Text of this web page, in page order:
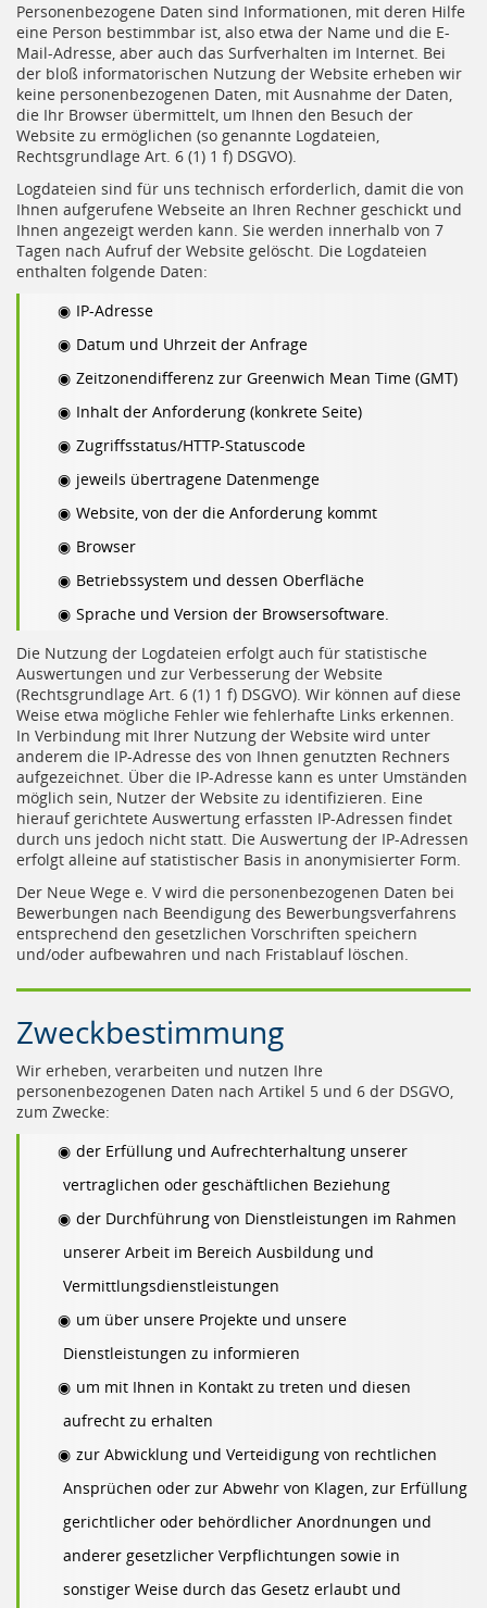
Personenbezogene Daten sind Informationen, mit deren Hilfe
eine Person bestimmbar ist, also etwa der Name und die E-
Mail-Adresse, aber auch das Surfverhalten im Internet. Bei
der bloß informatorischen Nutzung der Website erheben wir
keine personenbezogenen Daten, mit Ausnahme der Daten,
die Ihr Browser übermittelt, um Ihnen den Besuch der
Website zu ermöglichen (so genannte Logdateien,
Rechtsgrundlage Art. 6 (1) 1 f) DSGVO).
Logdateien sind für uns technisch erforderlich, damit die von
Ihnen aufgerufene Webseite an Ihren Rechner geschickt und
Ihnen angezeigt werden kann. Sie werden innerhalb von 7
Tagen nach Aufruf der Website gelöscht. Die Logdateien
enthalten folgende Daten:
IP-Adresse
Datum und Uhrzeit der Anfrage
Zeitzonendifferenz zur Greenwich Mean Time (GMT)
Inhalt der Anforderung (konkrete Seite)
Zugriffsstatus/HTTP-Statuscode
jeweils übertragene Datenmenge
Website, von der die Anforderung kommt
Browser
Betriebssystem und dessen Oberfläche
Sprache und Version der Browsersoftware.
Die Nutzung der Logdateien erfolgt auch für statistische
Auswertungen und zur Verbesserung der Website
(Rechtsgrundlage Art. 6 (1) 1 f) DSGVO). Wir können auf diese
Weise etwa mögliche Fehler wie fehlerhafte Links erkennen.
In Verbindung mit Ihrer Nutzung der Website wird unter
anderem die IP-Adresse des von Ihnen genutzten Rechners
aufgezeichnet. Über die IP-Adresse kann es unter Umständen
möglich sein, Nutzer der Website zu identifizieren. Eine
hierauf gerichtete Auswertung erfassten IP-Adressen findet
durch uns jedoch nicht statt. Die Auswertung der IP-Adressen
erfolgt alleine auf statistischer Basis in anonymisierter Form.
Der Neue Wege e. V wird die personenbezogenen Daten bei
Bewerbungen nach Beendigung des Bewerbungsverfahrens
entsprechend den gesetzlichen Vorschriften speichern
und/oder aufbewahren und nach Fristablauf löschen.
Zweckbestimmung
Wir erheben, verarbeiten und nutzen Ihre
personenbezogenen Daten nach Artikel 5 und 6 der DSGVO,
zum Zwecke:
der Erfüllung und Aufrechterhaltung unserer
vertraglichen oder geschäftlichen Beziehung
der Durchführung von Dienstleistungen im Rahmen
unserer Arbeit im Bereich Ausbildung und
Vermittlungsdienstleistungen
um über unsere Projekte und unsere
Dienstleistungen zu informieren
um mit Ihnen in Kontakt zu treten und diesen
aufrecht zu erhalten
zur Abwicklung und Verteidigung von rechtlichen
Ansprüchen oder zur Abwehr von Klagen, zur Erfüllung
gerichtlicher oder behördlicher Anordnungen und
anderer gesetzlicher Verpflichtungen sowie in
sonstiger Weise durch das Gesetz erlaubt und